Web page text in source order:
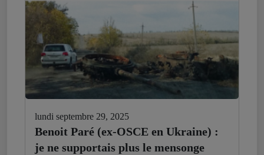
lundi septembre 29, 2025
Benoit Paré (ex-OSCE en Ukraine) :
je ne supportais plus le mensonge